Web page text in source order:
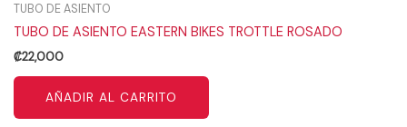
TUBO DE ASIENTO
TUBO DE ASIENTO EASTERN BIKES TROTTLE ROSADO
₡22,000
AÑADIR AL CARRITO